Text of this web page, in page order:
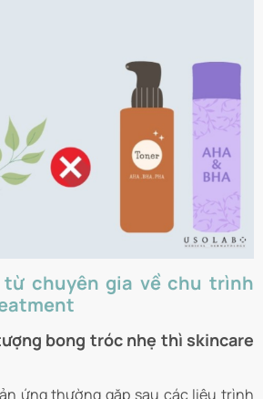
từ chuyên gia về chu trình
bong tróc nhẹ thì skincare
ứng thường gặp sau các liệu trình